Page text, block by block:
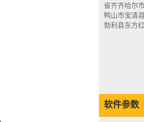
省齐齐哈尔
鸭山市宝清
勃利县东方红
软件参数